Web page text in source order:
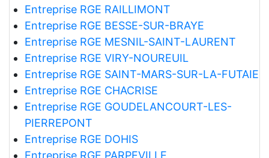
Entreprise RGE RAILLIMONT
Entreprise RGE BESSE-SUR-BRAYE
Entreprise RGE MESNIL-SAINT-LAURENT
Entreprise RGE VIRY-NOUREUIL
Entreprise RGE SAINT-MARS-SUR-LA-FUTAIE
Entreprise RGE CHACRISE
Entreprise RGE GOUDELANCOURT-LES-
PIERREPONT
Entreprise RGE DOHIS
Entreprise RGE PARPEVILLE